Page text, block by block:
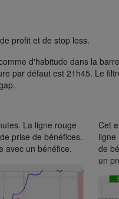
profit et de stop loss.
d'habitude dans la
par défaut est 21h45. Le
La ligne rouge
prise de bénéfices.
avec un bénéfice.
Cet
de
un